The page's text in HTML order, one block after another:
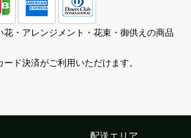
・アレンジメント・花束・御供えの商品
ド決済がご利用いただけます。
配送エリア